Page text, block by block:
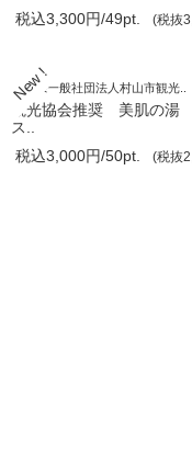
税込3,300円/49pt.
(税抜
山形県一般社団法人村山市観光..
観光協会推奨 美肌の湯
ス..
税込3,000円/50pt.
(税抜